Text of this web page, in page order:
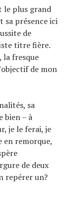
le plus grand
sa présence ici
de
titre fière.
fresque
de mon
sa
bien – à
je le ferai, je
en remorque,
de deux
repérer un?